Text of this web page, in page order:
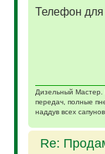
Телефон для
Дизельный Мастер.
передач, полные
наддув всех
Re: